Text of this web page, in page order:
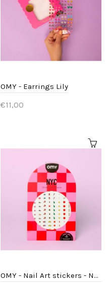
OMY - Earrings Lily
€11,00
OMY - Nail Art stickers - NYC